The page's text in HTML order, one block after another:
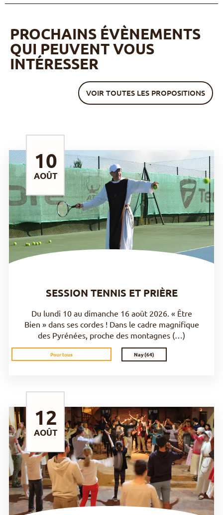
PROCHAINS ÉVÈNEMENTS
QUI PEUVENT VOUS
INTÉRESSER
VOIR TOUTES LES PROPOSITIONS
AOÛT
DÉCOUVRIR
SESSION TENNIS ET PRIÈRE
Du lundi 10 au dimanche 16 août 2026. « Être
Bien » dans ses cordes ! Dans le cadre magnifique
des Pyrénées, proche des montagnes (…)
Pour tous Nay (64)
10
AOÛT
DÉCOUVRIR
12